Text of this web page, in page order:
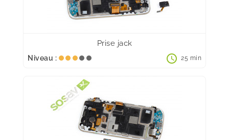
Prise jack
Niveau : schedule 25 min